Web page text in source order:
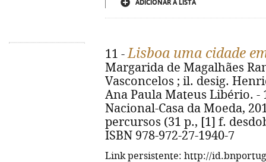
ADICIONAR À LISTA
11 -Lisboa uma cidade
Margarida de Magalhães
Vasconcelos ; il. desig.
Ana Paula Mateus Libério. -
Nacional-Casa da Moeda,
percursos (31 p., [1] f.
ISBN 978-972-27-1940-7
Link persistente: http://